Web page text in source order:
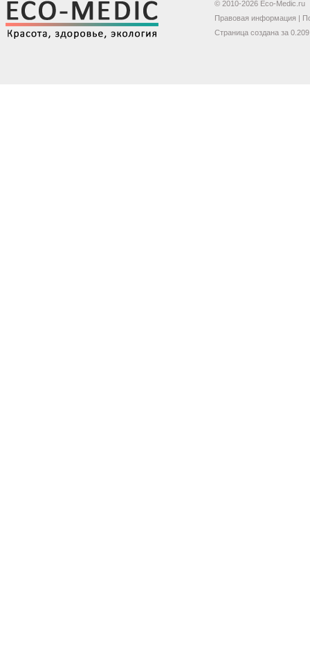
© 2010-2026 Eco-Medic.ru
Правовая информация |
Страница создана за